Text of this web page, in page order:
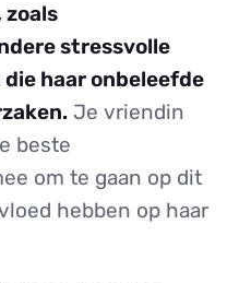
stressvolle
haar onbeleefde
Je vriendin
beste
om te gaan op dit
hebben op haar